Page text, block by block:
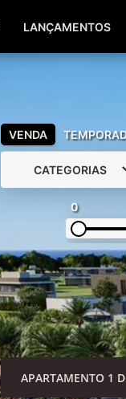
LANÇAMENTOS
VENDA
CATEGORIAS
0
APARTAMENTO 1